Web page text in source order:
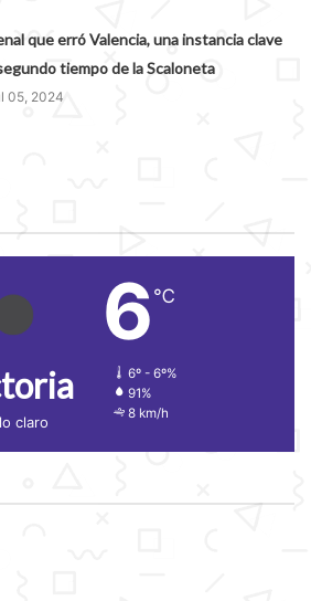
que erró Valencia, una instancia clave
tiempo de la Scaloneta
05, 2024
claro
6 ℃
6º - 6º%
91%
8 km/h